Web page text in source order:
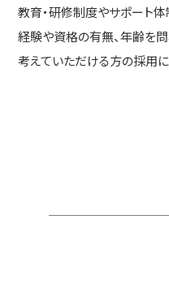
教育・研修制度やサポート体
経験や資格の有無、年齢を
考えていただける方の採用に